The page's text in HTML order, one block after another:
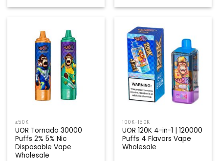
5
5
≤50K
UOR Tornado 30000
Puffs 2% 5% Nic
Disposable Vape
Wholesale
100K-150K
UOR 120K 4-in-1 | 120000
Puffs 4 Flavors Vape
Wholesale